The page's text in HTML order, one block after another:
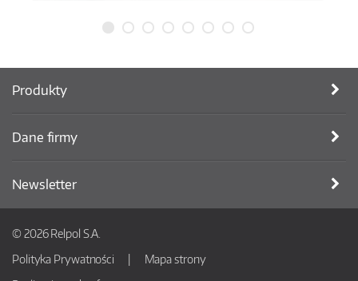
Produkty
Dane firmy
Newsletter
© 2026 Relpol S.A.
Polityka Prywatności
Mapa strony